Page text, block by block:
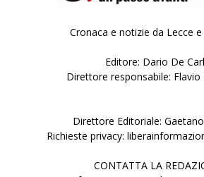
Cronaca e notizie da Lecce
Editore: Dario De
Direttore responsabile:
Direttore Editoriale:
Richieste privacy:
CONTATTA LA